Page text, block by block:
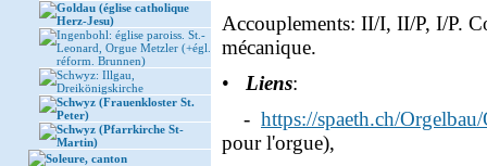
Goldau (église catholique
Herz-Jesu)
Ingenbohl: église paroiss. St.-
Leonard, Orgue Metzler (+égl.
réform. Brunnen)
Schwyz: Illgau,
Dreikönigskirche
Schwyz (Frauenkloster St.
Peter)
Schwyz (Pfarrkirche St-
Martin)
Soleure, canton
Accouplements: II/I, II/P, I/P.
mécanique.
• Liens:
- https://spaeth.ch/
pour l'orgue),